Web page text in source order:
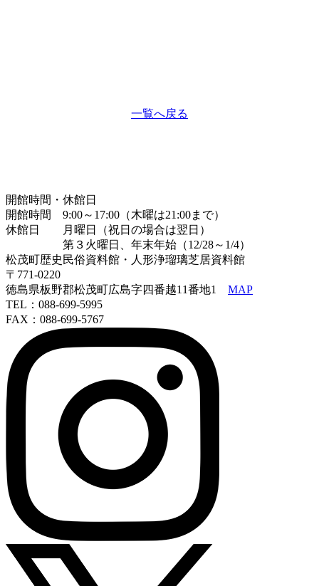
一覧へ戻る
開館時間・休館日
開館時間 9:00～17:00（木曜は21:00まで）
休館日 月曜日（祝日の場合は翌日）
第３火曜日、年末年始（12/28～1/4）
松茂町歴史民俗資料館・人形浄瑠璃芝居資料館
〒771-0220
徳島県板野郡松茂町広島字四番越11番地1 MAP
TEL：088-699-5995
FAX：088-699-5767